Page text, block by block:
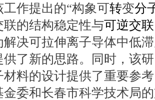
作提出的“构象可转变分
联的结构稳定性与可逆交
解决可拉伸离子导体中低
供了新的思路。同时，该
材料的设计提供了重要参
金委和长春市科学技术局